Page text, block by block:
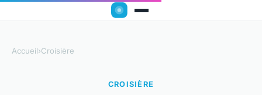
Accueil›Croisière
CROISIÈRE